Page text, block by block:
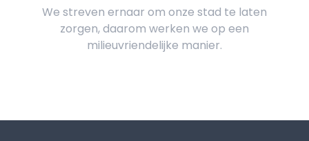
We streven ernaar om onze stad te laten
zorgen, daarom werken we op een
milieuvriendelijke manier.